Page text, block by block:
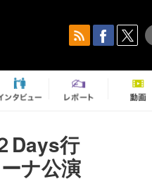
Days行
ナ公演